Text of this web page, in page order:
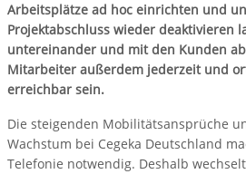
Arbeitsplätze ad hoc einrichten und
Projektabschluss wieder deaktivieren
untereinander und mit den Kunden
Mitarbeiter außerdem jederzeit und
erreichbar sein.
Die steigenden Mobilitätsansprüche
Wachstum bei Cegeka Deutschland
Telefonie notwendig. Deshalb